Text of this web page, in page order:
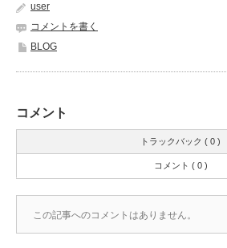
user
コメントを書く
BLOG
コメント
トラックバック ( 0 )
コメント ( 0 )
この記事へのコメントはありません。